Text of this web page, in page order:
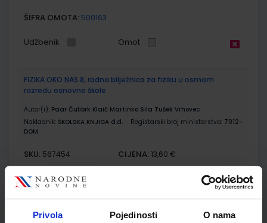
Privola Pojedinosti O nama
ŠIFRA OMOTA: 500163
Udžbenik Omot
FIZIKA OKO NAS 8; radna bilježnica za fiziku u osmom
razredu osnovne škole
Autor(i): Paar Ćulibrk Klaić Martinko Sila Tušek Vrhovec
Nakladnik: ŠKOLSKA KNJIGA d.d. Registarski broj ministarstva: 7012-
DOM
SKU: 567454 CIJENA: 13,60 €
ŠIFRA OMOTA:500163
Udžbenik Omot